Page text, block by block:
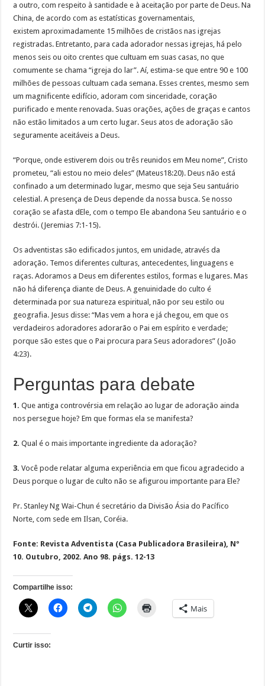
a outro, com respeito à santidade e à aceitação por parte de Deus. Na
China, de acordo com as estatísticas governamentais,
existem aproximadamente 15 milhões de cristãos nas igrejas
registradas. Entretanto, para cada adorador nessas igrejas, há pelo
menos seis ou oito crentes que cultuam em suas casas, no que
comumente se chama “igreja do lar”. Aí, estima-se que entre 90 e 100
milhões de pessoas cultuam cada semana. Esses crentes, mesmo sem
um magnificente edifício, adoram com sinceridade, coração
purificado e mente renovada. Suas orações, ações de graças e cantos
não estão limitados a um certo lugar. Seus atos de adoração são
seguramente aceitáveis a Deus.
“Porque, onde estiverem dois ou três reunidos em Meu nome”, Cristo
prometeu, “ali estou no meio deles” (Mateus18:20). Deus não está
confinado a um determinado lugar, mesmo que seja Seu santuário
celestial. A presença de Deus depende da nossa busca. Se nosso
coração se afasta dEle, com o tempo Ele abandona Seu santuário e o
destrói. (Jeremias 7:1-15).
Os adventistas são edificados juntos, em unidade, através da
adoração. Temos diferentes culturas, antecedentes, linguagens e
raças. Adoramos a Deus em diferentes estilos, formas e lugares. Mas
não há diferença diante de Deus. A genuinidade do culto é
determinada por sua natureza espiritual, não por seu estilo ou
geografia. Jesus disse: “Mas vem a hora e já chegou, em que os
verdadeiros adoradores adorarão o Pai em espírito e verdade;
porque são estes que o Pai procura para Seus adoradores” (João
4:23).
Perguntas para debate
1.Que antiga controvérsia em relação ao lugar de adoração ainda
nos persegue hoje? Em que formas ela se manifesta?
2. Qual é o mais importante ingrediente da adoração?
3.Você pode relatar alguma experiência em que ficou agradecido a
Deus porque o lugar de culto não se afigurou importante para Ele?
Pr. Stanley Ng Wai-Chun é secretário da Divisão Ásia do Pacífico
Norte, com sede em Ilsan, Coréia.
Fonte: Revista Adventista (Casa Publicadora Brasileira), Nº
10. Outubro, 2002. Ano 98. págs. 12-13
Compartilhe isso:
Mais
Curtir isso: